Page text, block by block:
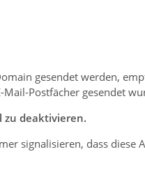
gesendet werden,
Postfächer gesendet
zu deaktivieren.
signalisieren, dass diese